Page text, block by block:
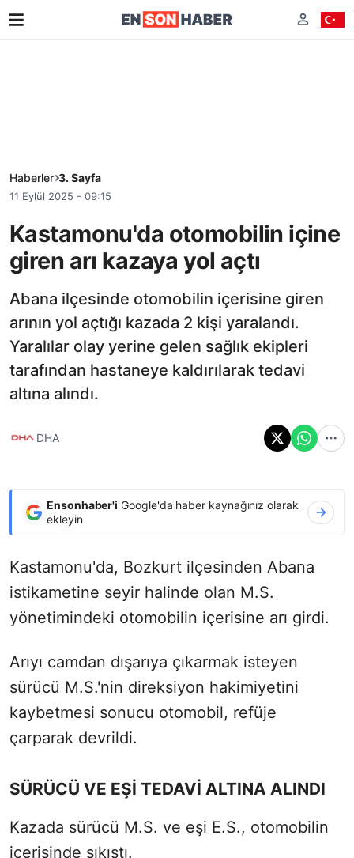
Haberler 3. Sayfa
11 Eylül 2025 - 09:15
Kastamonu'da otomobilin içine
giren arı kazaya yol açtı
Abana ilçesinde otomobilin içerisine giren
arının yol açtığı kazada 2 kişi yaralandı.
Yaralılar olay yerine gelen sağlık ekipleri
tarafından hastaneye kaldırılarak tedavi
altına alındı.
DHA
Ensonhaber'i Google'da haber kaynağınız olarak
ekleyin
Kastamonu'da, Bozkurt ilçesinden Abana
istikametine seyir halinde olan M.S.
yönetimindeki otomobilin içerisine arı girdi.
Arıyı camdan dışarıya çıkarmak isteyen
sürücü M.S.'nin direksiyon hakimiyetini
kaybetmesi sonucu otomobil, refüje
çarparak devrildi.
SÜRÜCÜ VE EŞİ TEDAVİ ALTINA ALINDI
Kazada sürücü M.S. ve eşi E.S., otomobilin
içerisinde sıkıştı.